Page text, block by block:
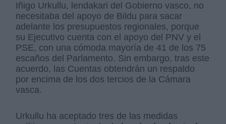
Iñigo Urkullu, lendakari del Gobierno vasco, no
necesitaba del apoyo de Bildu para sacar
adelante los presupuestos regionales, porque
su Ejecutivo cuenta con el apoyo del PNV y el
PSE, con una cómoda mayoría de 41 de los 75
escaños del Parlamento. Sin embargo, tras este
acuerdo, las Cuentas obtendrán un respaldo
por encima de los dos tercios de la Cámara
vasca.
Urkullu ha aceptado tres de las medidas